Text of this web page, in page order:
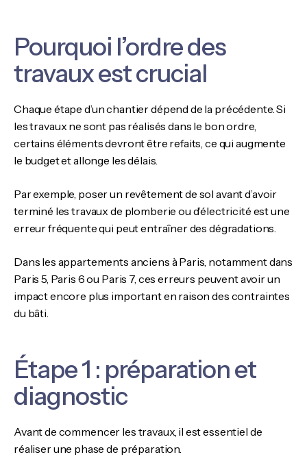
Pourquoi l’ordre des
travaux est crucial
Chaque étape d’un chantier dépend de la précédente. Si
les travaux ne sont pas réalisés dans le bon ordre,
certains éléments devront être refaits, ce qui augmente
le budget et allonge les délais.
Par exemple, poser un revêtement de sol avant d’avoir
terminé les travaux de plomberie ou d’électricité est une
erreur fréquente qui peut entraîner des dégradations.
Dans les appartements anciens à Paris, notamment dans
Paris 5, Paris 6 ou Paris 7, ces erreurs peuvent avoir un
impact encore plus important en raison des contraintes
du bâti.
Étape 1 : préparation et
diagnostic
Avant de commencer les travaux, il est essentiel de
réaliser une phase de préparation.